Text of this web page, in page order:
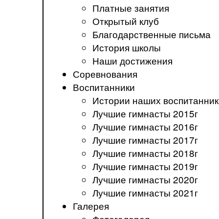
Платные занятия
Открытый клуб
Благодарственные письма
История школы
Наши достижения
Соревнования
Воспитанники
Истории наших
Лучшие гимнасты 2015г
Лучшие гимнасты 2016г
Лучшие гимнасты 2017г
Лучшие гимнасты 2018г
Лучшие гимнасты 2019г
Лучшие гимнасты 2020г
Лучшие гимнасты 2021г
Галерея